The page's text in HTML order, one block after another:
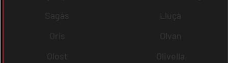
Sagàs
Lluçà
Orís
Olvan
Olost
Olivella